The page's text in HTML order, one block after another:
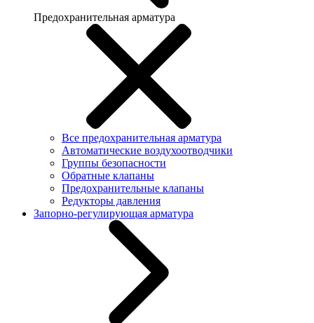
Предохранительная арматура
Все предохранительная арматура
Автоматические воздухоотводчики
Группы безопасности
Обратные клапаны
Предохранительные клапаны
Редукторы давления
Запорно-регулирующая арматура